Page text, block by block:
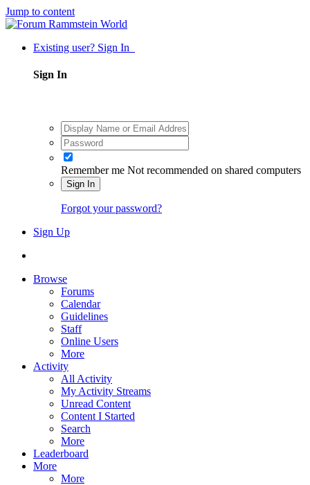
Jump to content
Existing user? Sign In
Sign In
Remember me Not recommended on shared computers
Sign In
Forgot your password?
Sign Up
Browse
Forums
Calendar
Guidelines
Staff
Online Users
More
Activity
All Activity
My Activity Streams
Unread Content
Content I Started
Search
More
Leaderboard
More
More